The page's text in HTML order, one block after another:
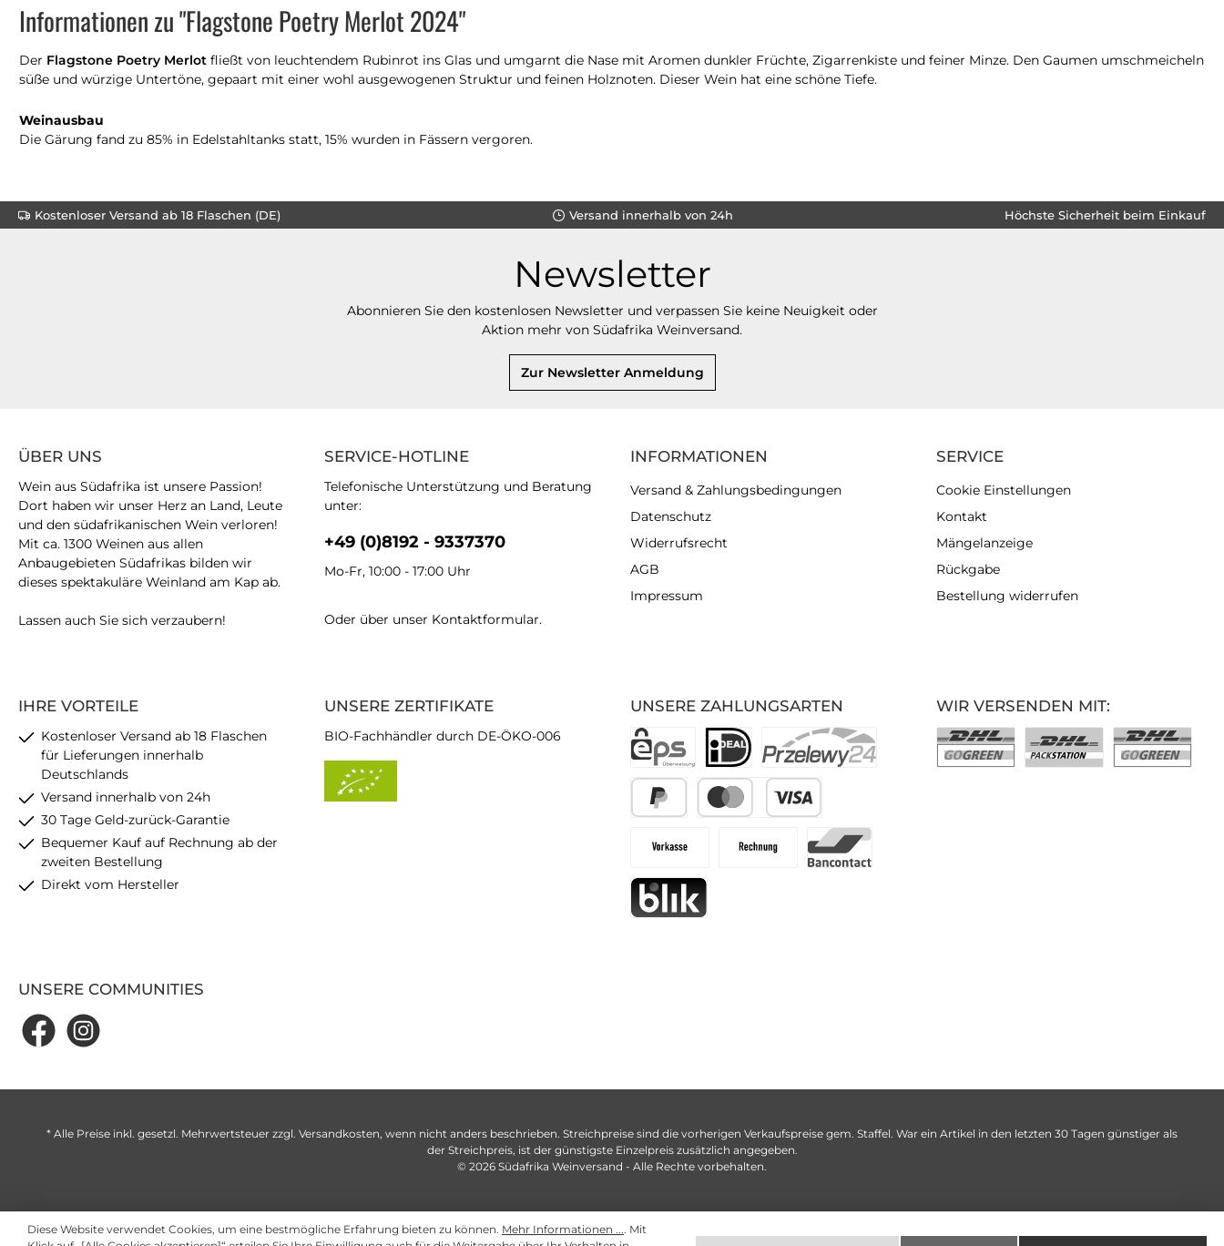
Informationen zu "Flagstone Poetry Merlot 2024"
Der Flagstone Poetry Merlot fließt von leuchtendem Rubinrot ins Glas und umgarnt die Nase mit Aromen dunkler Früchte, Zigarrenkiste und feiner Minze. Den Gaumen umschmeicheln
süße und würzige Untertöne, gepaart mit einer wohl ausgewogenen Struktur und feinen Holznoten. Dieser Wein hat eine schöne Tiefe.
Weinausbau
Die Gärung fand zu 85% in Edelstahltanks statt, 15% wurden in Fässern vergoren.
Kostenloser Versand ab 18 Flaschen (DE) Versand innerhalb von 24h Höchste Sicherheit beim Einkauf
Newsletter
Abonnieren Sie den kostenlosen Newsletter und verpassen Sie keine Neuigkeit oder
Aktion mehr von Südafrika Weinversand.
Zur Newsletter Anmeldung
SERVICE-HOTLINE
Telefonische Unterstützung und Beratung
unter:
+49 (0)8192 - 9337370
Mo-Fr, 10:00 - 17:00 Uhr
Oder über unser Kontaktformular.
IHRE VORTEILE
Kostenloser Versand ab 18 Flaschen
für Lieferungen innerhalb
Deutschlands
Versand innerhalb von 24h
30 Tage Geld-zurück-Garantie
Bequemer Kauf auf Rechnung ab der
zweiten Bestellung
Direkt vom Hersteller
UNSERE ZAHLUNGSARTEN
ÜBER UNS
Wein aus Südafrika ist unsere Passion!
Dort haben wir unser Herz an Land, Leute
und den südafrikanischen Wein verloren!
Mit ca. 1300 Weinen aus allen
Anbaugebieten Südafrikas bilden wir
dieses spektakuläre Weinland am Kap ab.
Lassen auch Sie sich verzaubern!
UNSERE ZERTIFIKATE
BIO-Fachhändler durch DE-ÖKO-006
INFORMATIONEN
Versand & Zahlungsbedingungen
Datenschutz
Widerrufsrecht
AGB
Impressum
SERVICE
Cookie Einstellungen
Kontakt
Mängelanzeige
Rückgabe
Bestellung widerrufen
UNSERE COMMUNITIES
WIR VERSENDEN MIT:
* Alle Preise inkl. gesetzl. Mehrwertsteuer zzgl. Versandkosten, wenn nicht anders beschrieben. Streichpreise sind die vorherigen Verkaufspreise gem. Staffel. War ein Artikel in den letzten 30 Tagen günstiger als
der Streichpreis, ist der günstigste Einzelpreis zusätzlich angegeben.
© 2026 Südafrika Weinversand - Alle Rechte vorbehalten.
Diese Website verwendet Cookies, um eine bestmögliche Erfahrung bieten zu können. Mehr Informationen .... Mit